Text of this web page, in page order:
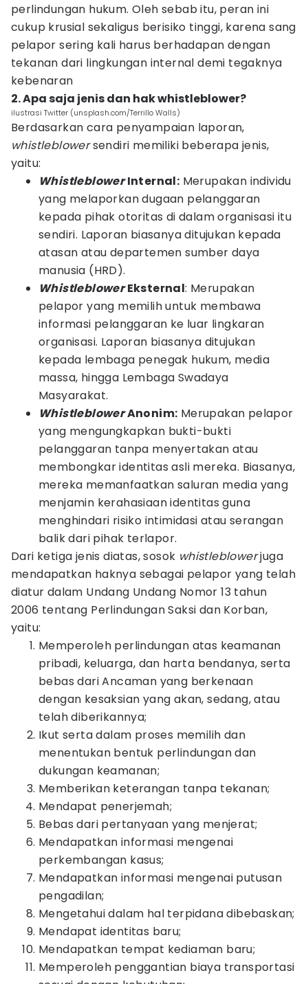
perlindungan hukum. Oleh sebab itu, peran ini
cukup krusial sekaligus berisiko tinggi, karena sang
pelapor sering kali harus berhadapan dengan
tekanan dari lingkungan internal demi tegaknya
kebenaran
2. Apa saja jenis dan hak whistleblower?
ilustrasi Twitter (unsplash.com/Terrillo Walls)
Berdasarkan cara penyampaian laporan,
whistleblowersendiri memiliki beberapa jenis,
yaitu:
WhistleblowerInternal: Merupakan individu
yang melaporkan dugaan pelanggaran
kepada pihak otoritas di dalam organisasi itu
sendiri. Laporan biasanya ditujukan kepada
atasan atau departemen sumber daya
manusia (HRD).
WhistleblowerEksternal: Merupakan
pelapor yang memilih untuk membawa
informasi pelanggaran ke luar lingkaran
organisasi. Laporan biasanya ditujukan
kepada lembaga penegak hukum, media
massa, hingga Lembaga Swadaya
Masyarakat.
WhistleblowerAnonim: Merupakan pelapor
yang mengungkapkan bukti-bukti
pelanggaran tanpa menyertakan atau
membongkar identitas asli mereka. Biasanya,
mereka memanfaatkan saluran media yang
menjamin kerahasiaan identitas guna
menghindari risiko intimidasi atau serangan
balik dari pihak terlapor.
Dari ketiga jenis diatas, sosok whistleblowerjuga
mendapatkan haknya sebagai pelapor yang telah
diatur dalam Undang Undang Nomor 13 tahun
2006 tentang Perlindungan Saksi dan Korban,
yaitu:
Memperoleh perlindungan atas keamanan
pribadi, keluarga, dan harta bendanya, serta
bebas dari Ancaman yang berkenaan
dengan kesaksian yang akan, sedang, atau
telah diberikannya;
Ikut serta dalam proses memilih dan
menentukan bentuk perlindungan dan
dukungan keamanan;
Memberikan keterangan tanpa tekanan;
Mendapat penerjemah;
Bebas dari pertanyaan yang menjerat;
Mendapatkan informasi mengenai
perkembangan kasus;
Mendapatkan informasi mengenai putusan
pengadilan;
Mengetahui dalam hal terpidana dibebaskan;
Mendapat identitas baru;
Mendapatkan tempat kediaman baru;
Memperoleh penggantian biaya transportasi